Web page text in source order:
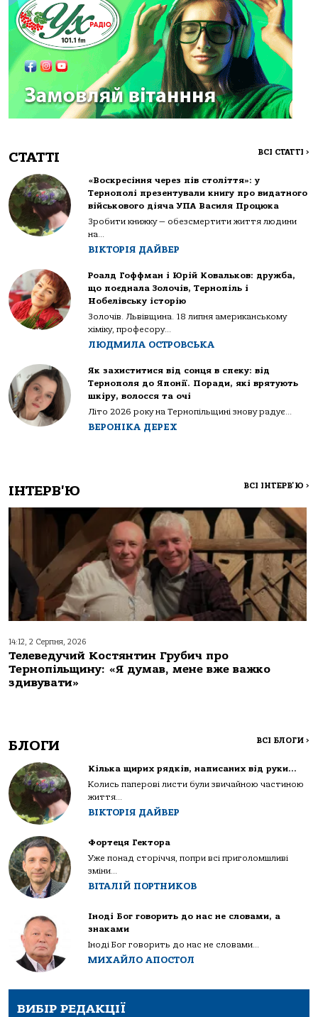
СТАТТІ ВСІ СТАТТІ >
«Воскресіння через пів століття»: у
Тернополі презентували книгу про видатного
військового діяча УПА Василя Процюка
Зробити книжку — обезсмертити життя людини
на...
ВІКТОРІЯ ДАЙВЕР
Роалд Гоффман і Юрій Ковальков: дружба,
що поєднала Золочів, Тернопіль і
Нобелівську історію
Золочів. Львівщина. 18 липня американському
хіміку, професору...
ЛЮДМИЛА ОСТРОВСЬКА
Як захиститися від сонця в спеку: від
Тернополя до Японії. Поради, які врятують
шкіру, волосся та очі
Літо 2026 року на Тернопільщині знову радує...
ВЕРОНІКА ДЕРЕХ
ІНТЕРВ'Ю ВСІ ІНТЕРВ'Ю >
14:12, 2 Серпня, 2026
Телеведучий Костянтин Грубич про
Тернопільщину: «Я думав, мене вже важко
здивувати»
БЛОГИ ВСІ БЛОГИ >
Кілька щирих рядків, написаних від руки…
Колись паперові листи були звичайною частиною
життя...
ВІКТОРІЯ ДАЙВЕР
Фортеця Гектора
Уже понад сторіччя, попри всі приголомшливі
зміни...
ВІТАЛІЙ ПОРТНИКОВ
Іноді Бог говорить до нас не словами, а
знаками
Іноді Бог говорить до нас не словами...
МИХАЙЛО АПОСТОЛ
ВИБІР РЕДАКЦІЇ